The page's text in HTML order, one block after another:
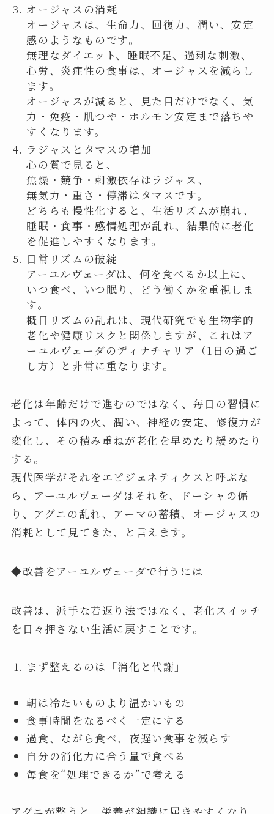
オージャスの消耗
オージャスは、生命力、回復力、潤い、安定
感のようなものです。
無理なダイエット、睡眠不足、過剰な刺激、
心労、炎症性の食事は、オージャスを減らし
ます。
オージャスが減ると、見た目だけでなく、気
力・免疫・肌つや・ホルモン安定まで落ちや
すくなります。
ラジャスとタマスの増加
心の質で見ると、
焦燥・競争・刺激依存はラジャス、
無気力・重さ・停滞はタマスです。
どちらも慢性化すると、生活リズムが崩れ、
睡眠・食事・感情処理が乱れ、結果的に老化
を促進しやすくなります。
日常リズムの破綻
アーユルヴェーダは、何を食べるか以上に、
いつ食べ、いつ眠り、どう働くかを重視しま
す。
概日リズムの乱れは、現代研究でも生物学的
老化や健康リスクと関係しますが、これはア
ーユルヴェーダのディナチャリア（1日の過ご
し方）と非常に重なります。
老化は年齢だけで進むのではなく、毎日の習慣に
よって、体内の火、潤い、神経の安定、修復力が
変化し、その積み重ねが老化を早めたり緩めたり
する。
現代医学がそれをエピジェネティクスと呼ぶな
ら、アーユルヴェーダはそれを、ドーシャの偏
り、アグニの乱れ、アーマの蓄積、オージャスの
消耗として見てきた、と言えます。
◆改善をアーユルヴェーダで行うには
改善は、派手な若返り法ではなく、老化スイッチ
を日々押さない生活に戻すことです。
まず整えるのは「消化と代謝」
朝は冷たいものより温かいもの
食事時間をなるべく一定にする
過食、ながら食べ、夜遅い食事を減らす
自分の消化力に合う量で食べる
毎食を“処理できるか”で考える